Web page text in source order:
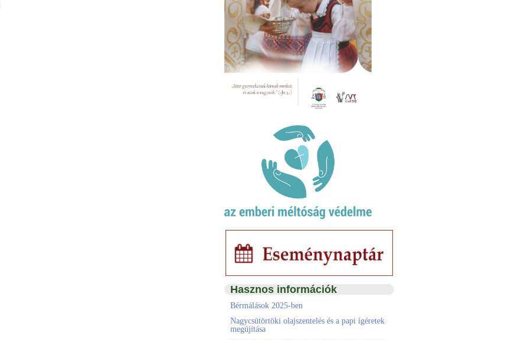
Hasznos információk
Bérmálások 2025-ben
Nagycsütörtöki olajszentelés és a papi ígéretek
megújítása